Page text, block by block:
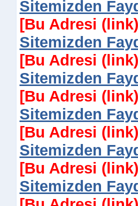
Sitemizden
[Bu Adresi
Sitemizden
[Bu Adresi
Sitemizden
[Bu Adresi
Sitemizden
[Bu Adresi
Sitemizden
[Bu Adresi
Sitemizden